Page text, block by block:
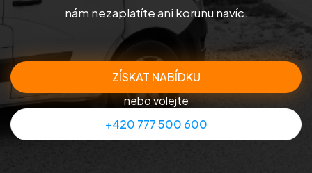
Příprava nemovitostí na prodej
Reference
nám nezaplatíte ani korunu navíc.
ZÍSKAT NABÍDKU
nebo volejte
+420 777 500 600